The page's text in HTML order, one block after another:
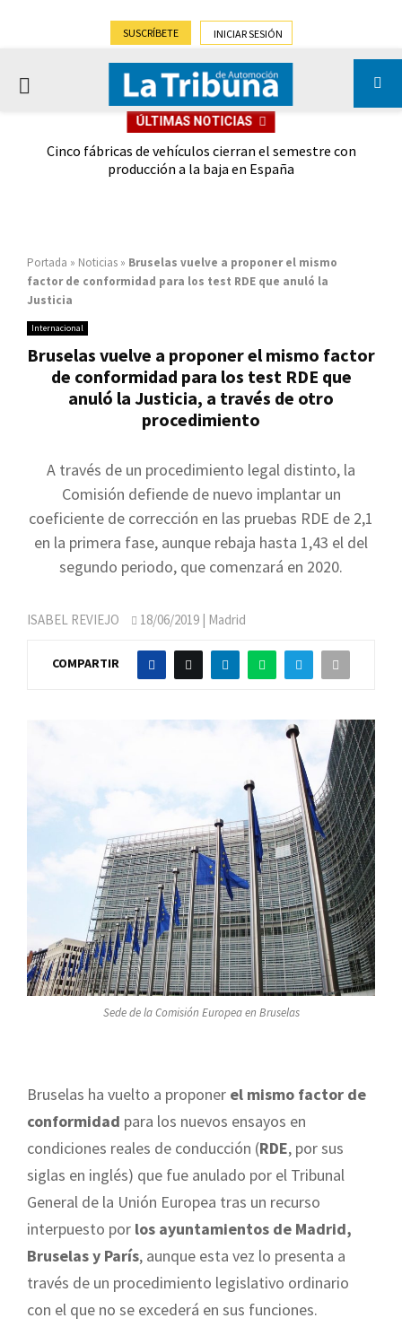
SUSCRÍBETE INICIAR SESIÓN
PRIMARY
ÚLTIMAS NOTICIAS
Cinco fábricas de vehículos cierran el semestre con
producción a la baja en España
Portada » Noticias » Bruselas vuelve a proponer el mismo
factor de conformidad para los test RDE que anuló la
Justicia
Internacional
Bruselas vuelve a proponer el mismo factor
de conformidad para los test RDE que
anuló la Justicia, a través de otro
procedimiento
A través de un procedimiento legal distinto, la
Comisión defiende de nuevo implantar un
coeficiente de corrección en las pruebas RDE de 2,1
en la primera fase, aunque rebaja hasta 1,43 el del
segundo periodo, que comenzará en 2020.
ISABEL REVIEJO 18/06/2019 | Madrid
COMPARTIR
Sede de la Comisión Europea en Bruselas
Bruselas ha vuelto a proponer el mismo factor de
conformidad para los nuevos ensayos en
condiciones reales de conducción (RDE, por sus
siglas en inglés) que fue anulado por el Tribunal
General de la Unión Europea tras un recurso
interpuesto por los ayuntamientos de Madrid,
Bruselas y París, aunque esta vez lo presenta a
través de un procedimiento legislativo ordinario
con el que no se excederá en sus funciones.